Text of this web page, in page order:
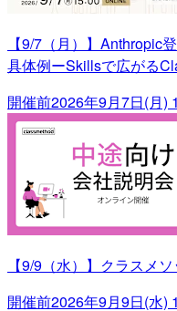
【9/7（月）】Anthropic
具体例ーSkillsで広がる
開催前2026年9月7日(月)
【9/9（水）】クラスメ
開催前2026年9月9日(水)